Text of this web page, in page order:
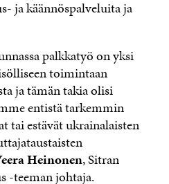
ja käännöspalveluita ja
palkkatyö on yksi
toimintaan
ja tämän takia olisi
entistä tarkemmin
tai estävät ukrainalaisten
Heinonen, Sitran
-teeman johtaja.